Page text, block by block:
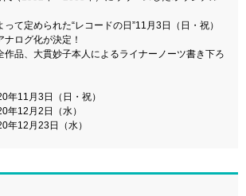
て定められた“レコードの日”11月3日（日・祝）
ログ化が決定！
作品、大貫妙子本人によるライナーノーツ書き下ろ
年11月3日（日・祝）
年12月2日（水）
年12月23日（水）